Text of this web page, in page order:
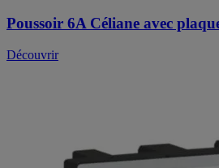
Poussoir 6A Céliane avec
Découvrir